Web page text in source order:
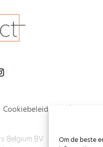
Om de beste
Cookiebeleid (EU)
Belgium BV